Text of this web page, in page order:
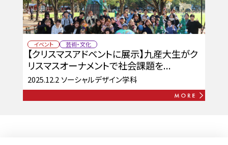
イベント 芸術・文化
【クリスマスアドベントに展示】九産大生がク
リスマスオーナメントで社会課題を...
2025.12.2 ソーシャルデザイン学科